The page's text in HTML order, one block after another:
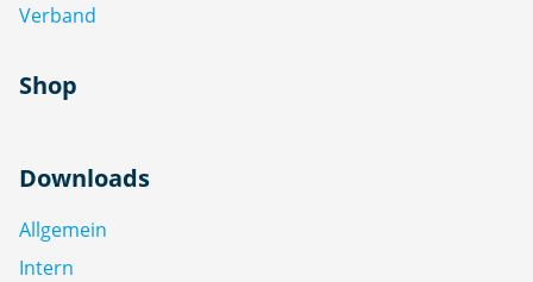
Verband
Shop
Downloads
Allgemein
Intern